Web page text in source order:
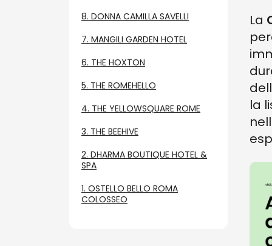
8. DONNA CAMILLA SAVELLI
7. MANGILI GARDEN HOTEL
6. THE HOXTON
5. THE ROMEHELLO
4. THE YELLOWSQUARE ROME
3. THE BEEHIVE
2. DHARMA BOUTIQUE HOTEL &
SPA
1. OSTELLO BELLO ROMA
COLOSSEO
La
la